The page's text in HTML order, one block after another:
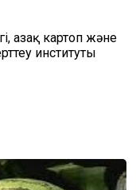
Қазақ картоп және
институты